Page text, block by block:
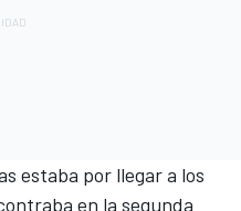
estaba por llegar a los
en la segunda